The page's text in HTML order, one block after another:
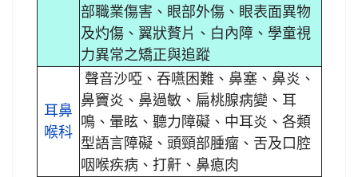
部職業傷害、眼部外傷、眼表面異物
及灼傷、翼狀贅片、白內障、學童視
力異常之矯正與追蹤
耳鼻
喉科
聲音沙啞、吞嚥困難、鼻塞、鼻炎、
鼻竇炎、鼻過敏、扁桃腺病變、耳
鳴、暈眩、聽力障礙、中耳炎、各類
型語言障礙、頭頸部腫瘤、舌及口腔
咽喉疾病、打鼾、鼻瘜肉